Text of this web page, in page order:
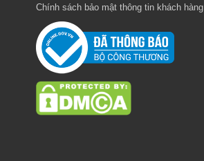
Chính sách bảo mật thông tin khách hàng